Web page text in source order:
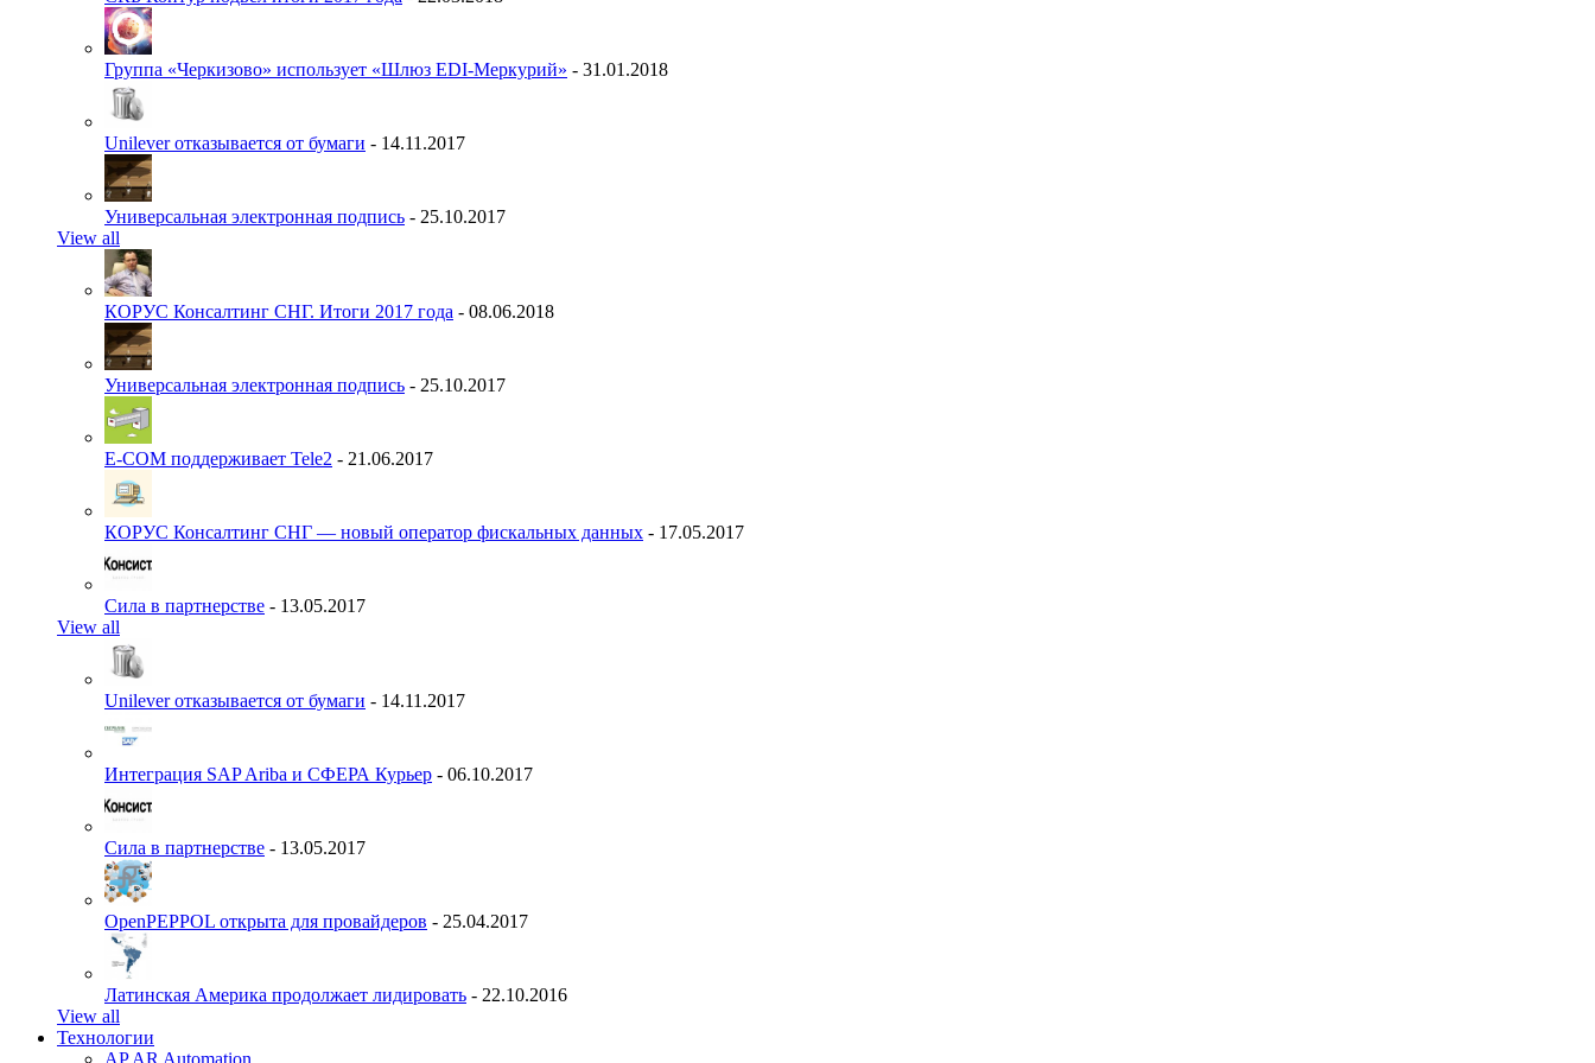
Группа «Черкизово» использует «Шлюз EDI-Меркурий» - 31.01.2018
Unilever отказывается от бумаги - 14.11.2017
Универсальная электронная подпись - 25.10.2017
View all
КОРУС Консалтинг СНГ. Итоги 2017 года - 08.06.2018
Универсальная электронная подпись - 25.10.2017
E-COM поддерживает Tele2 - 21.06.2017
КОРУС Консалтинг СНГ — новый оператор фискальных данных - 17.05.2017
Сила в партнерстве - 13.05.2017
View all
Unilever отказывается от бумаги - 14.11.2017
Интеграция SAP Ariba и СФЕРА Курьер - 06.10.2017
Сила в партнерстве - 13.05.2017
OpenPEPPOL открыта для провайдеров - 25.04.2017
Латинская Америка продолжает лидировать - 22.10.2016
View all
Технологии